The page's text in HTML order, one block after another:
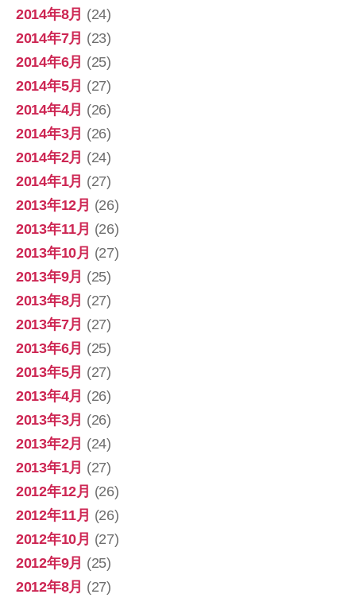
2014年8月 (24)
2014年7月 (23)
2014年6月 (25)
2014年5月 (27)
2014年4月 (26)
2014年3月 (26)
2014年2月 (24)
2014年1月 (27)
2013年12月 (26)
2013年11月 (26)
2013年10月 (27)
2013年9月 (25)
2013年8月 (27)
2013年7月 (27)
2013年6月 (25)
2013年5月 (27)
2013年4月 (26)
2013年3月 (26)
2013年2月 (24)
2013年1月 (27)
2012年12月 (26)
2012年11月 (26)
2012年10月 (27)
2012年9月 (25)
2012年8月 (27)